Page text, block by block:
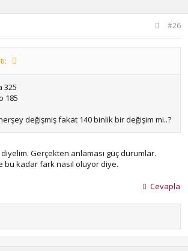
#26
325
185
değişmiş fakat 140 binlik bir değişim mi..?
Gerçekten anlaması güç durumlar.
bu kadar fark nasıl oluyor diye.
Cevapla